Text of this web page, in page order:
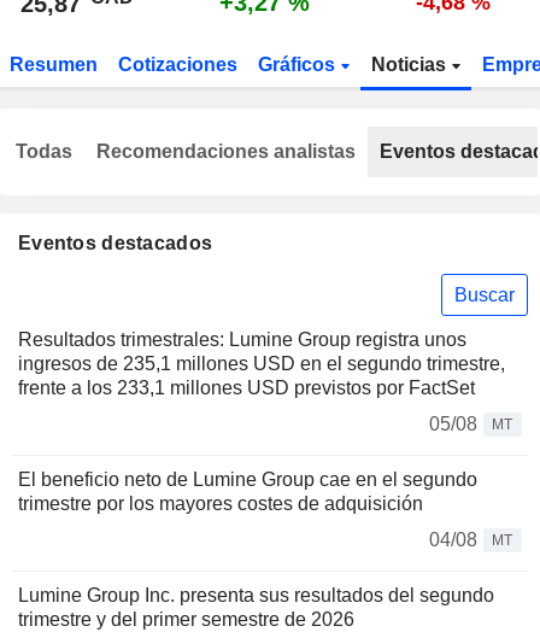
Resumen Cotizaciones Gráficos Noticias
Eventos destacados
Buscar
Resultados trimestrales: Lumine Group registra unos
ingresos de 235,1 millones USD en el segundo trimestre,
frente a los 233,1 millones USD previstos por FactSet
05/08
MT
El beneficio neto de Lumine Group cae en el segundo
trimestre por los mayores costes de adquisición
04/08
MT
Lumine Group Inc. presenta sus resultados del segundo
trimestre y del primer semestre de 2026
Todas Recomendaciones analistas Eventos